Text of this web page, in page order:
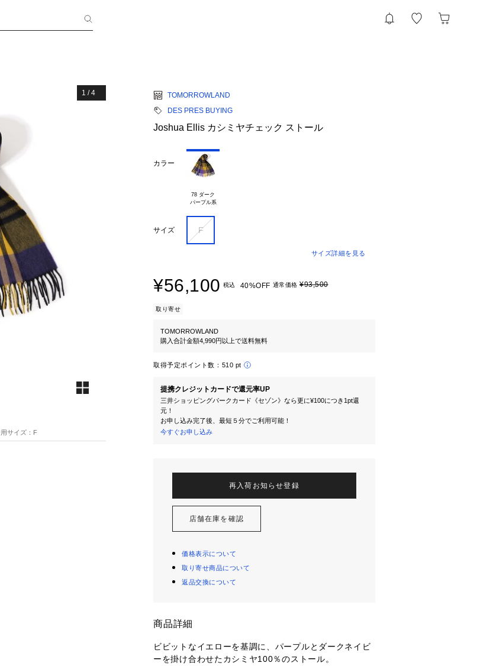
1 /4
サイズ：F
TOMORROWLAND
DES PRES BUYING
Joshua Ellis カシミヤチェック ストール
カラー
78 ダーク
パープル系
サイズ F
サイズ詳細を見る
¥56,100 税込 40%OFF 通常価格 ¥93,500
取り寄せ
TOMORROWLAND
購入合計金額4,990円以上で送料無料
取得予定ポイント数： 510 pt
提携クレジットカードで還元率UP
三井ショッピングパークカード《セゾン》なら更に¥100につき1pt還
元！
お申し込み完了後、最短５分でご利用可能！
今すぐお申し込み
再入荷お知らせ登録
店舗在庫を確認
価格表示について
取り寄せ商品について
返品交換について
商品詳細
ビビットなイエローを基調に、パープルとダークネイビ
ーを掛け合わせたカシミヤ100％のストール。